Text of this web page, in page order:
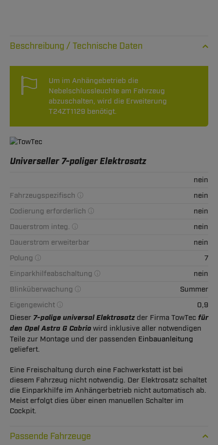
Technische Daten
Um im Anhängebetrieb die
Nebelschlussleuchte am Fahrzeug
abzuschalten, wird die Erweiterung
T24ZT1129 benötigt.
Universeller 7-poliger Elektrosatz
nein
Fahrzeugspezifisch
nein
Codierung erforderlich
nein
Dauerstrom integ.
nein
Dauerstrom erweiterbar
nein
Polung
7
Einparkhilfeabschaltung
nein
Blinküberwachung
Summer
Eigengewicht
0,9
Dieser 7-polige universal Elektrosatz der Firma TowTec für
den Opel Astra G Cabrio wird inklusive aller notwendigen
Teile zur Montage und der passenden Einbauanleitung
geliefert.
Eine Freischaltung durch eine Fachwerkstatt ist bei
diesem Fahrzeug nicht notwendig. Der Elektrosatz schaltet
die Einparkhilfe im Anhängerbetrieb nicht automatisch ab.
Meist erfolgt dies über einen manuellen Schalter im
Cockpit.
Passende Fahrzeuge